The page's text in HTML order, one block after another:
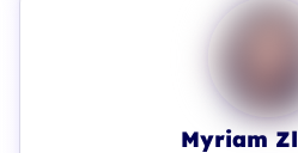
Myriam